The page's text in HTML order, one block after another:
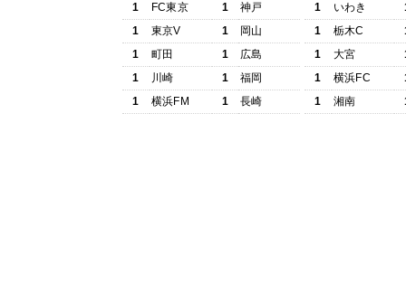
1
FC東京 1
神戸
1
東京V 1
岡山
1
町田 1
広島
1
川崎 1
福岡
1
横浜FM 1 長崎
1
いわき
1
栃木C
1
大宮
1
横浜FC
1
湘南